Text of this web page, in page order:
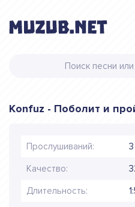
Konfuz - Поболит и
Прослушиваний:
Качество:
Длительность: